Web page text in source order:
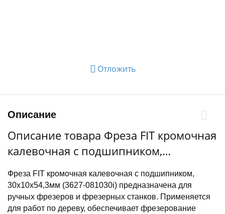
Отложить
Описание
Описание товара Фреза FIT кромочная
калевочная с подшипником,
30х10х54,3мм
Фреза FIT кромочная калевочная с подшипником,
30х10х54,3мм (3627-081030i) предназначена для
ручных фрезеров и фрезерных станков. Применяется
для работ по дереву, обеспечивает фрезерование